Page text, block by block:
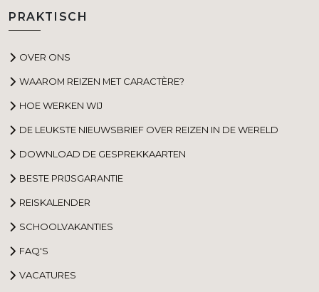
PRAKTISCH
OVER ONS
WAAROM REIZEN MET CARACTÈRE?
HOE WERKEN WIJ
DE LEUKSTE NIEUWSBRIEF OVER REIZEN IN DE WERELD
DOWNLOAD DE GESPREKKAARTEN
BESTE PRIJSGARANTIE
REISKALENDER
SCHOOLVAKANTIES
FAQ'S
VACATURES